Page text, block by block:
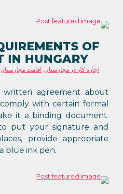
OF
IN HUNGARY
اجازه کار در مجارستان, اقامت مجارستان
agreement about
with certain formal
it a binding document.
put your signature and
provide appropriate
blue ink pen.